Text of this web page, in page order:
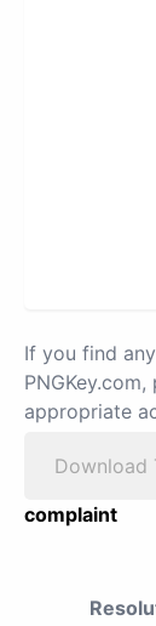
If you find
PNGKey.com,
appropriate
Download
complaint